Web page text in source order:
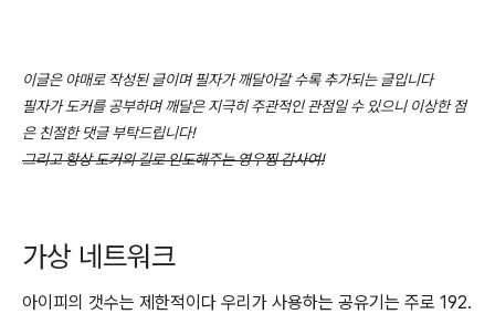
이글은 야매로 작성된 글이며 필자가 깨달아갈 수록 추가되는 글입니다
필자가 도커를 공부하며 깨달은 지극히 주관적인 관점일 수 있으니 이상한 점
은 친절한 댓글 부탁드립니다!
그리고 항상 도커의 길로 인도해주는 영우찡 감사여!
가상 네트워크
아이피의 갯수는 제한적이다 우리가 사용하는 공유기는 주로 192.